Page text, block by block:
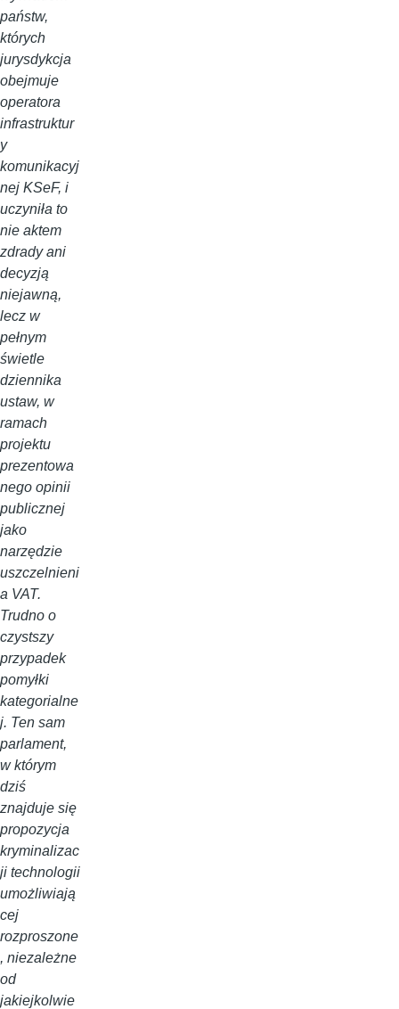
państw,
których
jurysdykcja
obejmuje
operatora
infrastruktur
y
komunikacyj
nej KSeF, i
uczyniła to
nie aktem
zdrady ani
decyzją
niejawną,
lecz w
pełnym
świetle
dziennika
ustaw, w
ramach
projektu
prezentowa
nego opinii
publicznej
jako
narzędzie
uszczelnieni
a VAT.
Trudno o
czystszy
przypadek
pomyłki
kategorialne
j. Ten sam
parlament,
w którym
dziś
znajduje się
propozycja
kryminalizac
ji technologii
umożliwiają
cej
rozproszone
, niezależne
od
jakiejkolwie